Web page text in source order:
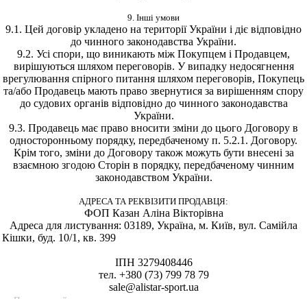
9. Інші умови
9.1. Цей договір укладено на території України і діє відповідно
до чинного законодавства України.
9.2. Усі спори, що виникають між Покупцем і Продавцем,
вирішуються шляхом переговорів. У випадку недосягнення
врегулювання спірного питання шляхом переговорів, Покупець
та/або Продавець мають право звернутися за вирішенням спору
до судових органів відповідно до чинного законодавства
України.
9.3. Продавець має право вносити зміни до цього Договору в
односторонньому порядку, передбаченому п. 5.2.1. Договору.
Крім того, зміни до Договору також можуть бути внесені за
взаємною згодою Сторін в порядку, передбаченому чинним
законодавством України.
АДРЕСА ТА РЕКВІЗИТИ ПРОДАВЦЯ:
ФОП Казан Аліна Вікторівна
Адреса для листування: 03189, Україна, м. Київ, вул. Самійла
Кішки, буд. 10/1, кв. 399
ІПН 3279408446
тел. +380 (73) 799 78 79
sale@alistar-sport.ua